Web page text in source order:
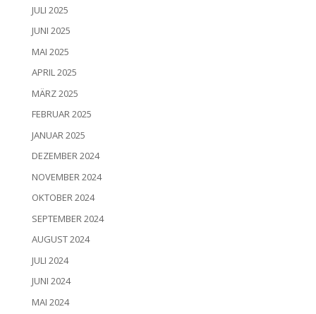
JULI 2025
JUNI 2025
MAI 2025
APRIL 2025
MÄRZ 2025
FEBRUAR 2025
JANUAR 2025
DEZEMBER 2024
NOVEMBER 2024
OKTOBER 2024
SEPTEMBER 2024
AUGUST 2024
JULI 2024
JUNI 2024
MAI 2024